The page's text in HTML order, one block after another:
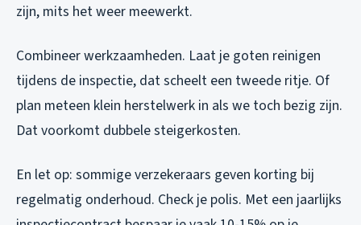
zijn, mits het weer meewerkt.
Combineer werkzaamheden. Laat je goten reinigen
tijdens de inspectie, dat scheelt een tweede ritje. Of
plan meteen klein herstelwerk in als we toch bezig zijn.
Dat voorkomt dubbele steigerkosten.
En let op: sommige verzekeraars geven korting bij
regelmatig onderhoud. Check je polis. Met een jaarlijks